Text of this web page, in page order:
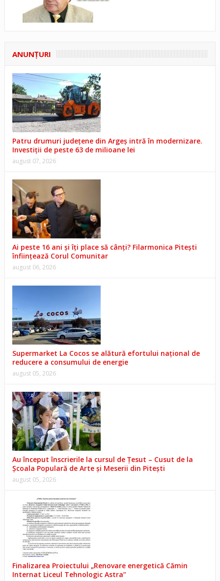
ANUNŢURI
Patru drumuri județene din Argeș intră în modernizare.
Investiții de peste 63 de milioane lei
august 07, 2026
Ai peste 16 ani și îți place să cânți? Filarmonica Pitești
înființează Corul Comunitar
august 06, 2026
Supermarket La Cocos se alătură efortului național de
reducere a consumului de energie
august 05, 2026
Au început înscrierile la cursul de Țesut – Cusut de la
Școala Populară de Arte și Meserii din Pitești
august 05, 2026
Finalizarea Proiectului „Renovare energetică Cămin
Internat Liceul Tehnologic Astra”